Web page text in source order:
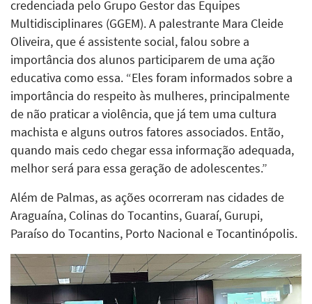
credenciada pelo Grupo Gestor das Equipes
Multidisciplinares (GGEM). A palestrante Mara Cleide
Oliveira, que é assistente social, falou sobre a
importância dos alunos participarem de uma ação
educativa como essa. “Eles foram informados sobre a
importância do respeito às mulheres, principalmente
de não praticar a violência, que já tem uma cultura
machista e alguns outros fatores associados. Então,
quando mais cedo chegar essa informação adequada,
melhor será para essa geração de adolescentes.”
Além de Palmas, as ações ocorreram nas cidades de
Araguaína, Colinas do Tocantins, Guaraí, Gurupi,
Paraíso do Tocantins, Porto Nacional e Tocantinópolis.